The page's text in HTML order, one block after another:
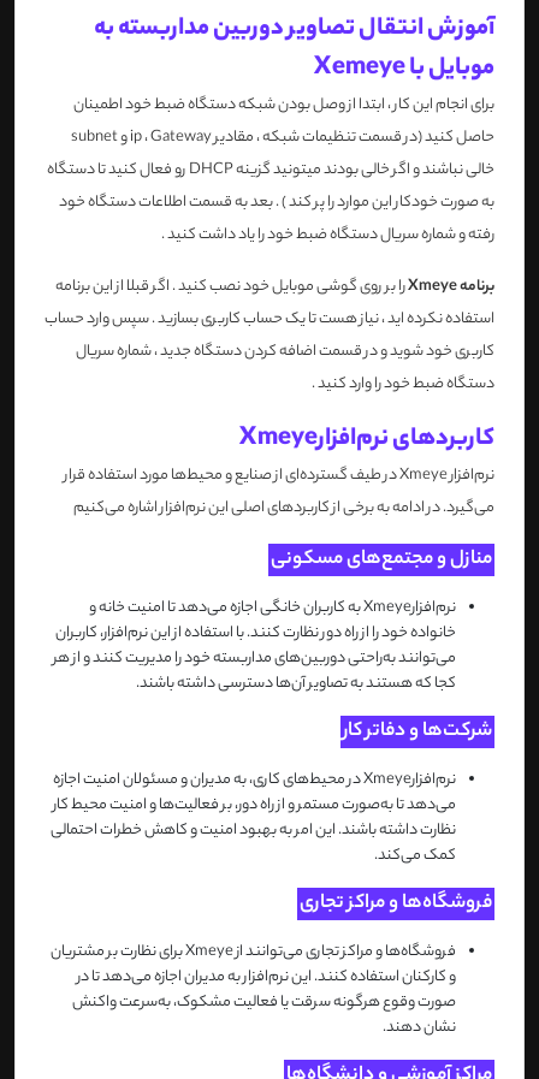
آموزش انتقال تصاویر دوربین مداربسته به
موبایل با Xemeye
برای انجام این کار ، ابتدا از وصل بودن شبکه دستگاه ضبط خود اطمینان
حاصل کنید (در قسمت تنظیمات شبکه ، مقادیر ip ، Gateway و subnet
خالی نباشند و اگر خالی بودند میتونید گزینه DHCP رو فعال کنید تا دستگاه
به صورت خودکار این موارد را پر کند ) . بعد به قسمت اطلاعات دستگاه خود
رفته و شماره سریال دستگاه ضبط خود را یاد داشت کنید .
برنامه Xmeye
را بر روی گوشی موبایل خود نصب کنید . اگر قبلا از این برنامه
استفاده نکرده اید ، نیاز هست تا یک حساب کاربری بسازید . سپس وارد حساب
کاربری خود شوید و در قسمت اضافه کردن دستگاه جدید ، شماره سریال
دستگاه ضبط خود را وارد کنید .
کاربردهای نرم‌افزارXmeye
نرم‌افزارXmeyeدر طیف گسترده‌ای از صنایع و محیط‌ها مورد استفاده قرار
می‌گیرد. در ادامه به برخی از کاربردهای اصلی این نرم‌افزار اشاره می‌کنیم
منازل و مجتمع‌های مسکونی
نرم‌افزارXmeyeبه کاربران خانگی اجازه می‌دهد تا امنیت خانه و
خانواده خود را از راه دور نظارت کنند. با استفاده از این نرم‌افزار، کاربران
می‌توانند به‌راحتی دوربین‌های مداربسته خود را مدیریت کنند و از هر
کجا که هستند به تصاویر آن‌ها دسترسی داشته باشند.
شرکت‌ها و دفاتر کار
نرم‌افزارXmeyeدر محیط‌های کاری، به مدیران و مسئولان امنیت اجازه
می‌دهد تا به‌صورت مستمر و از راه دور، بر فعالیت‌ها و امنیت محیط کار
نظارت داشته باشند. این امر به بهبود امنیت و کاهش خطرات احتمالی
کمک می‌کند.
فروشگاه‌ها و مراکز تجاری
فروشگاه‌ها و مراکز تجاری می‌توانند ازXmeyeبرای نظارت بر مشتریان
و کارکنان استفاده کنند. این نرم‌افزار به مدیران اجازه می‌دهد تا در
صورت وقوع هرگونه سرقت یا فعالیت مشکوک، به‌سرعت واکنش
نشان دهند.